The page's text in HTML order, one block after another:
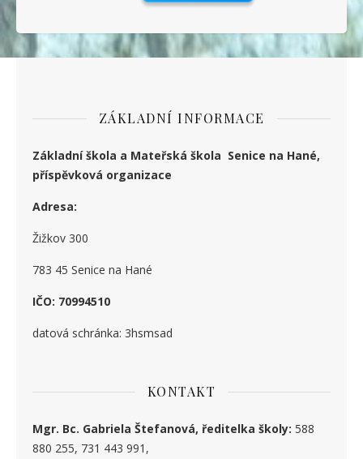
ZÁKLADNÍ INFORMACE
Základní škola a Mateřská škola Senice na Hané,
příspěvková organizace
Adresa:
Žižkov 300
783 45 Senice na Hané
IČO: 70994510
datová schránka: 3hsmsad
KONTAKT
Mgr. Bc. Gabriela Štefanová, ředitelka školy: 588
880 255, 731 443 991,